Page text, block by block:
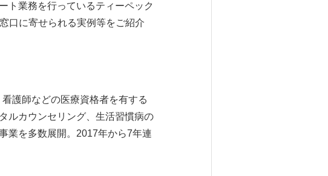
ト業務を行っているティーペック
口に寄せられる実例等をご紹介
護師などの医療資格者を有する
ルカウンセリング、生活習慣病の
業を多数展開。2017年から7年連